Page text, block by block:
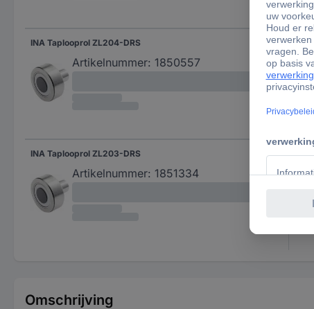
INA Taplooprol ZL204-DRS
Artikelnummer: 1850557
INA Taplooprol ZL203-DRS
Artikelnummer: 1851334
Omschrijving